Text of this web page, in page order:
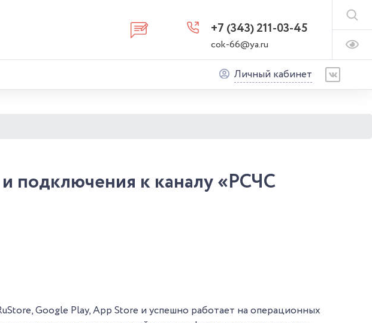
+7 (343) 211-03-45
cok-66@ya.ru
Личный кабинет
подключения к каналу «РСЧС
Google Play, App Store и успешно работает на операционных